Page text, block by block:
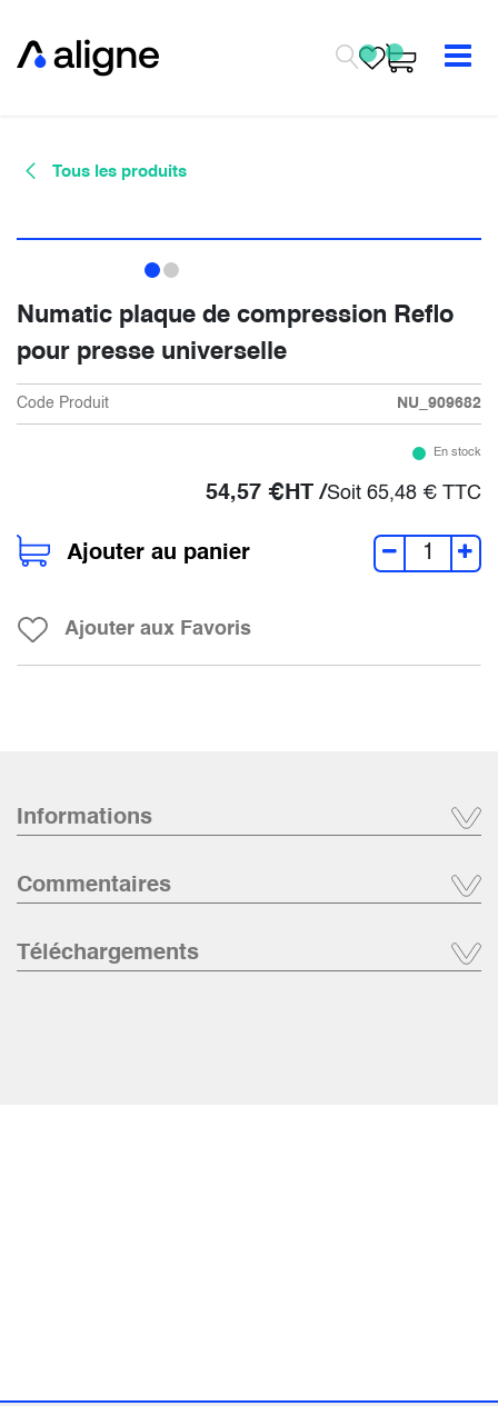
Tous les produits
Numatic plaque de compression Reflo
pour presse universelle
Code Produit NU_909682
En stock
54,57 €HT /Soit 65,48 € TTC
Ajouter au panier
Ajouter aux Favoris
Informations
Commentaires
Téléchargements